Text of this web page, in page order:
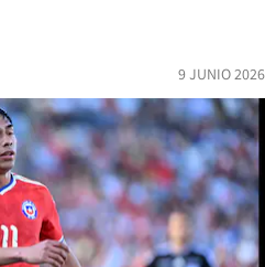
9 JUNIO 2026